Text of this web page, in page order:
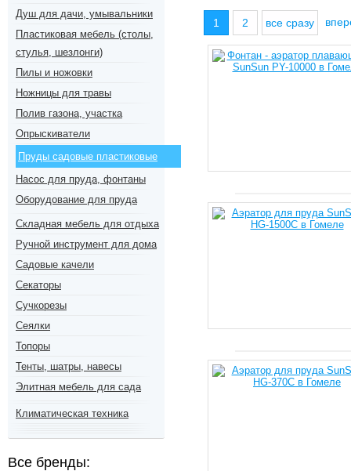
Душ для дачи, умывальники
Пластиковая мебель (столы,
стулья, шезлонги)
Пилы и ножовки
Ножницы для травы
Полив газона, участка
Опрыскиватели
Пруды садовые пластиковые
Насос для пруда, фонтаны
Оборудование для пруда
Складная мебель для отдыха
Ручной инструмент для дома
Садовые качели
Секаторы
Сучкорезы
Сеялки
Топоры
Тенты, шатры, навесы
Элитная мебель для сада
Климатическая техника
Все бренды:
1 2 все сразу